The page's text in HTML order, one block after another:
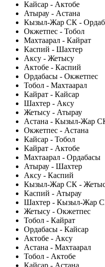
Кайсар - Актобе
Атырау - Астана
Кызыл-Жар СК -
Окжетпес - Тобол
Махтаарал - Кайрат
Каспий - Шахтер
Аксу - Жетысу
Актобе - Каспий
Ордабасы - Окжетпес
Тобол - Махтаарал
Кайрат - Кайсар
Шахтер - Аксу
Жетысу - Атырау
Астана - Кызыл-Жар
Окжетпес - Астана
Кайсар - Тобол
Кайрат - Актобе
Махтаарал - Ордабасы
Атырау - Шахтер
Аксу - Каспий
Кызыл-Жар СК -
Каспий - Атырау
Шахтер - Кызыл-Жар
Жетысу - Окжетпес
Тобол - Кайрат
Ордабасы - Кайсар
Актобе - Аксу
Астана - Махтаарал
Тобол - Актобе